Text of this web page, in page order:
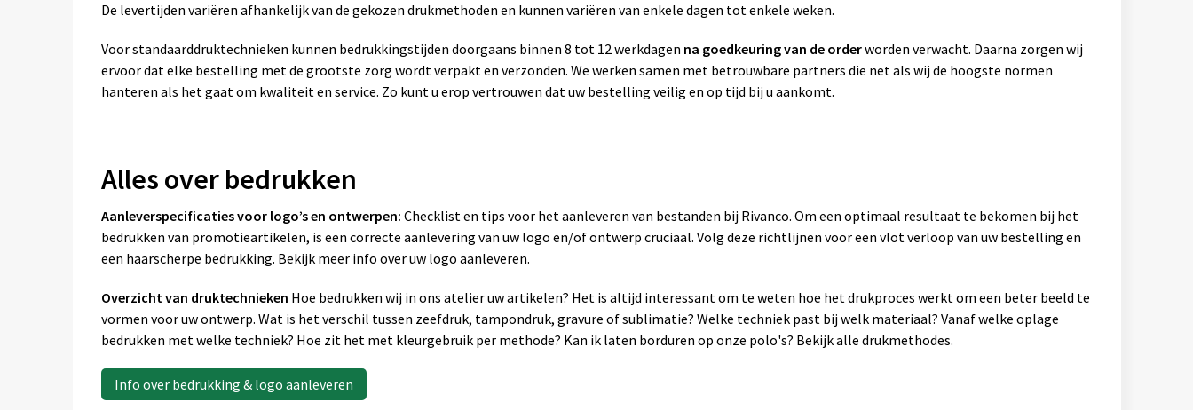
De levertijden variëren afhankelijk van de gekozen drukmethoden en kunnen variëren van enkele dagen tot enkele weken.
Voor standaarddruktechnieken kunnen bedrukkingstijden doorgaans binnen 8 tot 12 werkdagen na goedkeuring van de orderworden verwacht. Daarna zorgen wij
ervoor dat elke bestelling met de grootste zorg wordt verpakt en verzonden. We werken samen met betrouwbare partners die net als wij de hoogste normen
hanteren als het gaat om kwaliteit en service. Zo kunt u erop vertrouwen dat uw bestelling veilig en op tijd bij u aankomt.
Alles over bedrukken
Aanleverspecificaties voor logo’s en ontwerpen: Checklist en tips voor het aanleveren van bestanden bij Rivanco. Om een optimaal resultaat te bekomen bij het
bedrukken van promotieartikelen, is een correcte aanlevering van uw logo en/of ontwerp cruciaal. Volg deze richtlijnen voor een vlot verloop van uw bestelling en
een haarscherpe bedrukking. Bekijk meer info over uw logo aanleveren.
Overzicht van druktechnieken Hoe bedrukken wij in ons atelier uw artikelen? Het is altijd interessant om te weten hoe het drukproces werkt om een beter beeld te
vormen voor uw ontwerp. Wat is het verschil tussen zeefdruk, tampondruk, gravure of sublimatie? Welke techniek past bij welk materiaal? Vanaf welke oplage
bedrukken met welke techniek? Hoe zit het met kleurgebruik per methode? Kan ik laten borduren op onze polo's? Bekijk alle drukmethodes.
Info over bedrukking & logo aanleveren